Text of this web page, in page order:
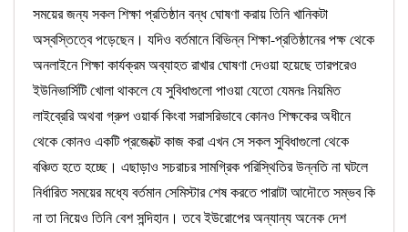
সময়ের জন্য সকল শিক্ষা প্রতিষ্ঠান বন্ধ ঘোষণা করায় তিনি খানিকটা
অস্বস্তিত্বে পড়েছেন। যদিও বর্তমানে বিভিন্ন শিক্ষা-প্রতিষ্ঠানের পক্ষ থেকে
অনলাইনে শিক্ষা কার্যক্রম অব্যাহত রাখার ঘোষণা দেওয়া হয়েছে তারপরেও
ইউনিভার্সিটি খোলা থাকলে যে সুবিধাগুলো পাওয়া যেতো যেমনঃ নিয়মিত
লাইব্রেরি অথবা গ্রুপ ওয়ার্ক কিংবা সরাসরিভাবে কোনও শিক্ষকের অধীনে
থেকে কোনও একটি প্রজেক্টে কাজ করা এখন সে সকল সুবিধাগুলো থেকে
বঞ্চিত হতে হচ্ছে। এছাড়াও সচরাচর সামগ্রিক পরিস্থিতির উন্নতি না ঘটলে
নির্ধারিত সময়ের মধ্যে বর্তমান সেমিস্টার শেষ করতে পারাটা আদৌতে সম্ভব কি
না তা নিয়েও তিনি বেশ সন্দিহান। তবে ইউরোপের অন্যান্য অনেক দেশ